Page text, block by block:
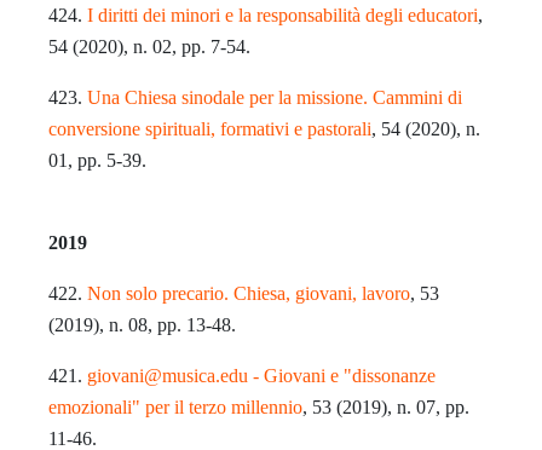
424. I diritti dei minori e la responsabilità degli educatori,
54 (2020), n. 02, pp. 7-54.
423. Una Chiesa sinodale per la missione. Cammini di
conversione spirituali, formativi e pastorali, 54 (2020), n.
01, pp. 5-39.
2019
422. Non solo precario. Chiesa, giovani, lavoro, 53
(2019), n. 08, pp. 13-48.
421. giovani‌@‌musica.edu - Giovani e "dissonanze
emozionali" per il terzo millennio, 53 (2019), n. 07, pp.
11-46.